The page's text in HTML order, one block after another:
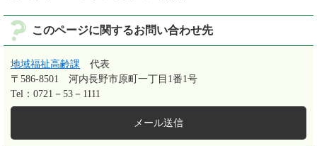
このページに関するお問い合わせ先
地域福祉高齢課
代表
〒586-8501
河内長野市原町一丁目1番1号
Tel：0721－53－1111
メール送信